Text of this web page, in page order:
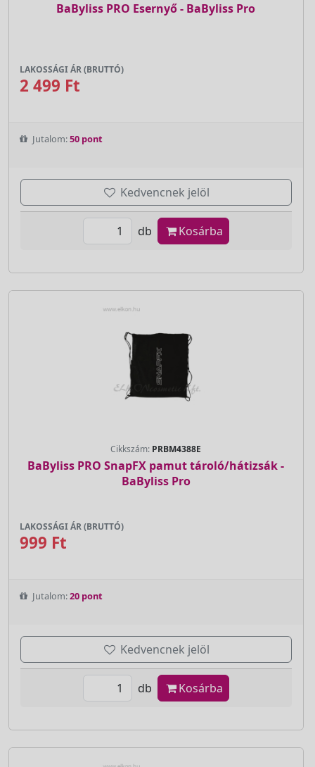
BaByliss PRO Esernyő - BaByliss Pro
LAKOSSÁGI ÁR (BRUTTÓ)
2 499 Ft
Jutalom:50 pont
Kedvencnek jelöl
db Kosárba
Cikkszám: PRBM4388E
BaByliss PRO SnapFX pamut tároló/hátizsák -
BaByliss Pro
LAKOSSÁGI ÁR (BRUTTÓ)
999 Ft
Jutalom:20 pont
Kedvencnek jelöl
db Kosárba